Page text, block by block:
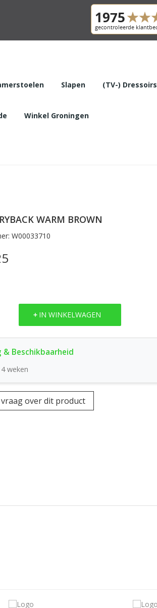
Slapen (TV-) Dressoirs
Winkel Groningen
WARM BROWN
W00033710
IN WINKELWAGEN
weken
over dit product